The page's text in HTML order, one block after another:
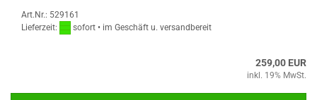
Art.Nr.: 529161
Lieferzeit:
sofort • im Geschäft u. versandbereit
259,00 EUR
inkl. 19% MwSt.